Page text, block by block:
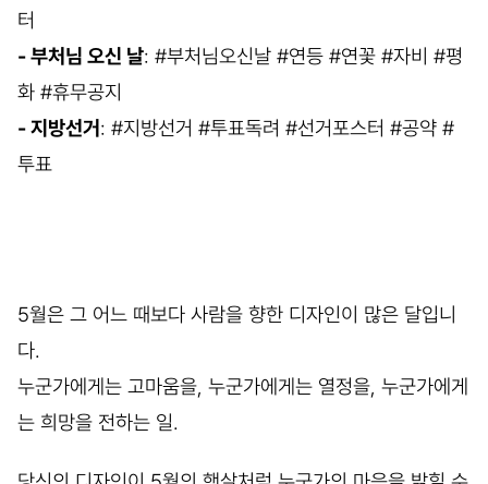
터
- 부처님 오신 날: #부처님오신날 #연등 #연꽃 #자비 #평
화 #휴무공지
- 지방선거: #지방선거 #투표독려 #선거포스터 #공약 #
투표
5월은 그 어느 때보다 사람을 향한 디자인이 많은 달입니
다.
누군가에게는 고마움을, 누군가에게는 열정을, 누군가에게
는 희망을 전하는 일.